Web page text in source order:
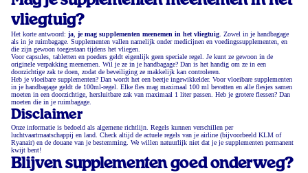
vliegtuig?
Het korte antwoord: ja je mag supplementen meenemen in het vliegtuig . Zowel in je handbagage
als in je ruimbagage. Supplementen vallen namelijk onder medicijnen en voedingssupplementen, en
die zijn gewoon toegestaan tijdens het vliegen.
Voor capsules, tabletten en poeders geldt eigenlijk geen speciale regel. Je kunt ze gewoon in de
originele verpakking meenemen. Wil je ze in je handbagage? Dan is het handig om ze in een
doorzichtige zak te doen, zodat de beveiliging ze makkelijk kan controleren.
Heb je vloeibare supplementen? Dan wordt het een beetje ingewikkelder. Voor vloeibare supplementen
in je handbagage geldt de 100ml-regel. Elke fles mag maximaal 100 ml bevatten en alle flesjes samen
moeten in een doorzichtige, hersluitbare zak van maximaal 1 liter passen. Heb je grotere flessen? Dan
moeten die in je ruimbagage.
Disclaimer
Onze informatie is bedoeld als algemene richtlijn. Regels kunnen verschillen per
luchtvaartmaatschappij en land. Check altijd de actuele regels van je airline (bijvoorbeeld KLM of
Ryanair) en de douane van je bestemming. We willen natuurlijk niet dat je je supplementen permanent
kwijt bent!
Blijven supplementen goed onderweg?